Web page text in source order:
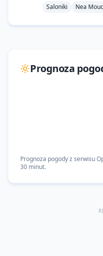
Saloniki Nea
Prognoza
Prognoza pogody z serwisu
30 minut.